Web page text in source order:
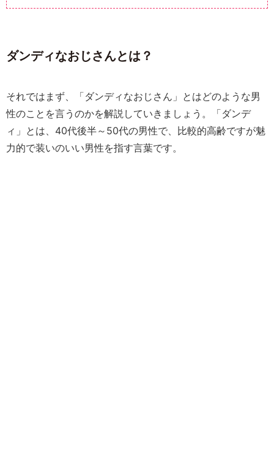
ダンディなおじさんとは？
それではまず、「ダンディなおじさん」とはどのような男
性のことを言うのかを解説していきましょう。「ダンデ
ィ」とは、40代後半～50代の男性で、比較的高齢ですが魅
力的で装いのいい男性を指す言葉です。